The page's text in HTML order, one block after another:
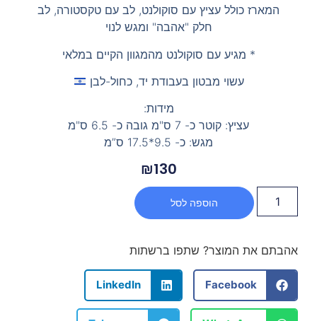
המארז כולל עציץ עם סוקולנט, לב עם טקסטורה, לב
חלק "אהבה" ומגש לנוי
* מגיע עם סוקולנט מהמגוון הקיים במלאי
עשוי מבטון בעבודת יד, כחול-לבן
מידות:
עציץ: קוטר כ- 7 ס"מ גובה כ- 6.5 ס"מ
מגש: כ- 9.5*17.5 ס”מ
₪130
הוספה לסל
אהבתם את המוצר? שתפו ברשתות
Facebook
LinkedIn